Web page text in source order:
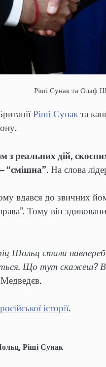
Ріші Сунак та Олаф
Ріші Сунак та
з реальних дій,
“смішна”. На слова
вдався до звичних
Тому він
Шольц стали
Що тут скажеш?
історії.
, Ріші Сунак